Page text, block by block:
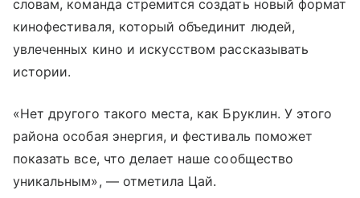
словам, команда стремится создать новый формат
кинофестиваля, который объединит людей,
увлеченных кино и искусством рассказывать
истории.
«Нет другого такого места, как Бруклин. У этого
района особая энергия, и фестиваль поможет
показать все, что делает наше сообщество
уникальным», — отметила Цай.